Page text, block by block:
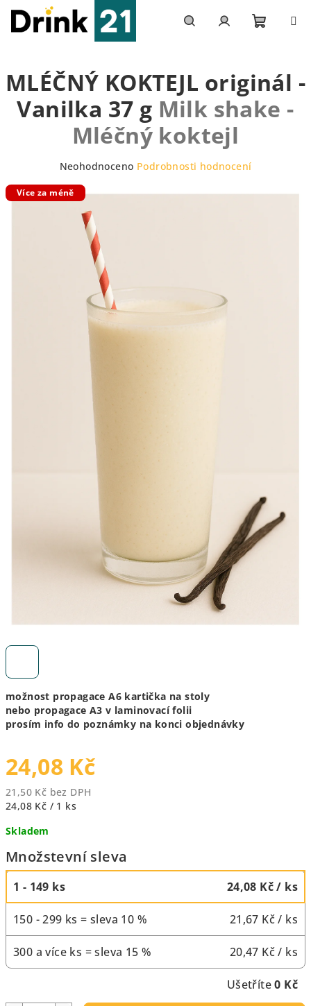
obsah
košík
možnost propagace A6 kartička na stoly
nebo propagace A3 v laminovací folii
prosím info do poznámky na konci objednávky
24,08 Kč
21,50 Kč bez DPH
Měrná
24,08 Kč / 1 ks
Skladem
Množstevní sleva
1 - 149 ks 24,08 Kč/ ks
150 - 299 ks = sleva 10 % 21,67 Kč/ ks
300 a více ks = sleva 15 % 20,47 Kč/ ks
Ušetříte0 Kč
MLÉČNÝ KOKTEJL originál -
Vanilka 37 g Milk shake -
Mléčný koktejl
Průměrné
produktu
hvězdiček.
Neohodnoceno Podrobnosti hodnocení
Více za méně